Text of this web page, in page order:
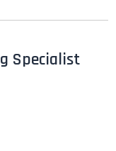
Specialist